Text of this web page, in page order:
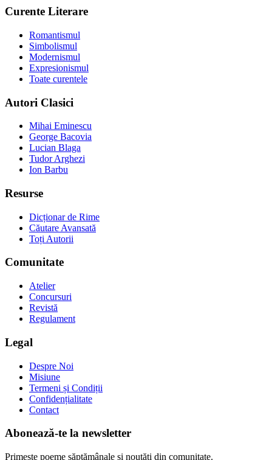
Curente Literare
Romantismul
Simbolismul
Modernismul
Expresionismul
Toate curentele
Autori Clasici
Mihai Eminescu
George Bacovia
Lucian Blaga
Tudor Arghezi
Ion Barbu
Resurse
Dicționar de Rime
Căutare Avansată
Toți Autorii
Comunitate
Atelier
Concursuri
Revistă
Regulament
Legal
Despre Noi
Misiune
Termeni și Condiții
Confidențialitate
Contact
Abonează-te la newsletter
Primește poeme săptămânale și noutăți din comunitate.